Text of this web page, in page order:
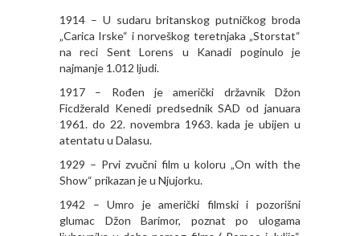
1914 – U sudaru britanskog putničkog broda
„Carica Irske“ i norveškog teretnjaka „Storstat“
na reci Sent Lorens u Kanadi poginulo je
najmanje 1.012 ljudi.
1917 – Rođen je američki državnik Džon
Ficdžerald Kenedi predsednik SAD od januara
1961. do 22. novembra 1963. kada je ubijen u
atentatu u Dalasu.
1929 – Prvi zvučni film u koloru „On with the
Show“ prikazan je u Njujorku.
1942 – Umro je američki filmski i pozorišni
glumac Džon Barimor, poznat po ulogama